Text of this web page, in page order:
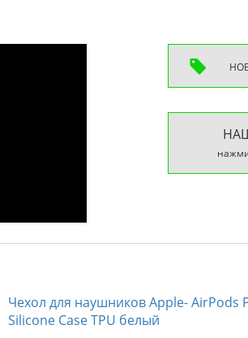
Чехол для наушников Apple- AirPods
Silicone Case TPU белый